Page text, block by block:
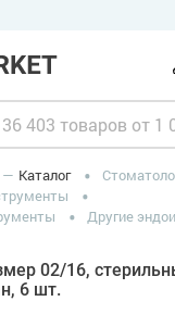
Каталог
Другие
02/16,
6 шт.